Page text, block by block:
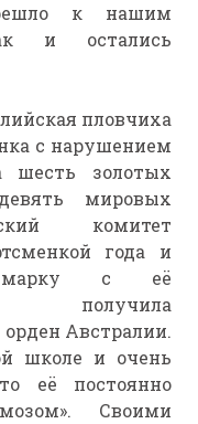
к нашим
и остались
пловчиха
с нарушением
шесть золотых
мировых
комитет
года и
марку с её
получила
Австралии.
школе и очень
её постоянно
Своими